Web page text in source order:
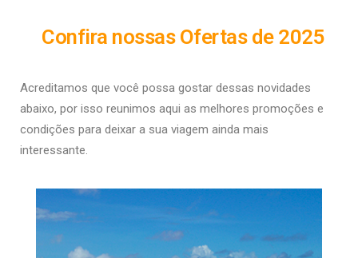
Confira nossas Ofertas de 2025
Acreditamos que você possa gostar dessas novidades
abaixo, por isso reunimos aqui as melhores promoções e
condições para deixar a sua viagem ainda mais
interessante.